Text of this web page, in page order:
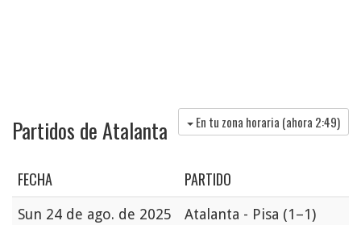
Partidos de Atalanta En tu zona horaria (ahora 2:49)
FECHA PARTIDO
Sun 24 de ago. de 2025
Atalanta - Pisa (1–1)